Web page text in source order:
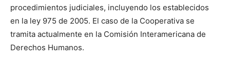
procedimientos judiciales, incluyendo los establecidos
en la ley 975 de 2005. El caso de la Cooperativa se
tramita actualmente en la Comisión Interamericana de
Derechos Humanos.